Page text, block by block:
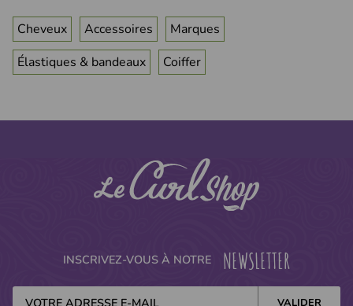
Cheveux Accessoires
Marques
Élastiques & bandeaux
Coiffer
INSCRIVEZ-VOUS À NOTRE NEWSLETTER